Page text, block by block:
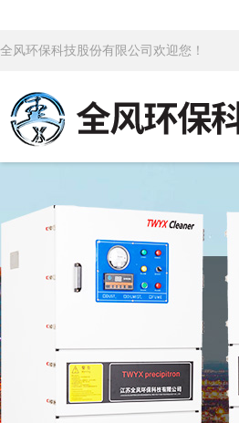
全风环保科技股份有限公司欢迎您！